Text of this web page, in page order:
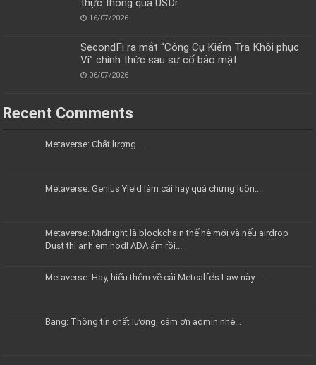
thực thông qua USDr
16/07/2026
SecondFi ra mắt “Công Cụ Kiểm Tra Khôi phục
Ví” chính thức sau sự cố bảo mật
06/07/2026
Recent Comments
Metaverse: Chất lượng....
Metaverse: Genius Yield làm cái hay quá chừng luôn....
Metaverse: Midnight là blockchain thế hệ mới và nếu airdrop
Dust thì anh em hodl ADA ấm rồi...
Metaverse: Hay, hiểu thêm về cái Metcalfe’s Law này....
Bang: Thông tin chất lượng, cám ơn admin nhé...